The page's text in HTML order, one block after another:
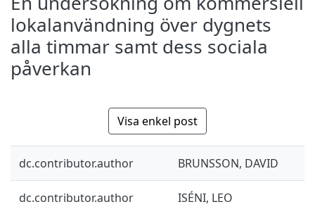
lokalanvändning över dygnets
alla timmar samt dess sociala
påverkan
Visa enkel post
dc.contributor.author BRUNSSON, DAVID
dc.contributor.author ISÉNI, LEO